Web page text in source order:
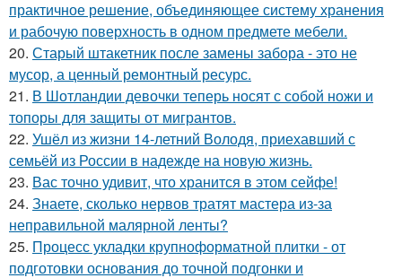
практичное решение, объединяющее систему хранения
и рабочую поверхность в одном предмете мебели.
20. Старый штакетник после замены забора - это не
мусор, а ценный ремонтный ресурс.
21. В Шотландии девочки теперь носят с собой ножи и
топоры для защиты от мигрантов.
22. Ушёл из жизни 14-летний Володя, приехавший с
семьёй из России в надежде на новую жизнь.
23. Вас точно удивит, что хранится в этом сейфе!
24. Знаете, сколько нервов тратят мастера из-за
неправильной малярной ленты?
25. Процесс укладки крупноформатной плитки - от
подготовки основания до точной подгонки и